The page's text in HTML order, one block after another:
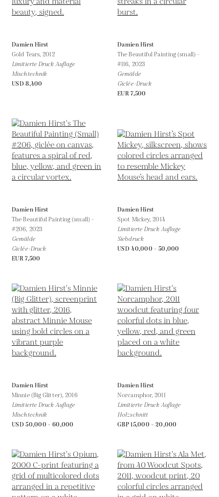
Damien Hirst
Gold Tears,2012
Limitierte Druck Auflage
Mischtechnik
USD 8,400
Damien Hirst
The Beautiful Painting (small) -
#116, 2023
Gemälde
Giclée-Druck
EUR 7,500
Damien Hirst
The Beautiful Painting (small) -
#206, 2023
Gemälde
Giclée-Druck
EUR 7,500
Damien Hirst
Spot Mickey,2014
Limitierte Druck Auflage
Siebdruck
USD 40,000 - 50,000
Damien Hirst
Minnie (Big Glitter),2016
Limitierte Druck Auflage
Mischtechnik
USD 50,000 - 60,000
Damien Hirst
Norcamphor,2011
Limitierte Druck Auflage
Holzschnitt
GBP 15,000 - 20,000